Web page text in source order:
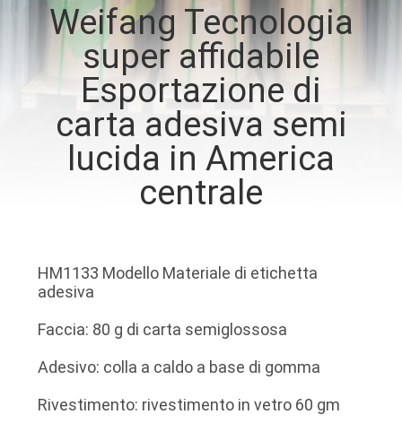
DELLA
FABBRICA
CONTROLLO
QUALITÀ
NOTIZIE
RICHIEDA
UNA
CITAZIONE
Weifang Tecnologia
super affidabile
Esportazione di
carta adesiva semi
lucida in America
centrale
HM1133 Modello Materiale di etichetta
adesiva
Faccia: 80 g di carta semiglossosa
Adesivo: colla a caldo a base di gomma
Rivestimento: rivestimento in vetro 60 gm